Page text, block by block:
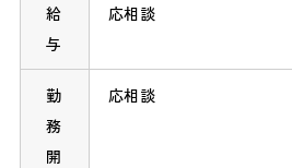
給
与
応相談
勤
務
開
応相談